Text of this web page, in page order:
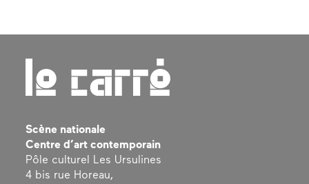
Scène nationale
Centre d’art contemporain
Pôle culturel Les Ursulines
4 bis rue Horeau,